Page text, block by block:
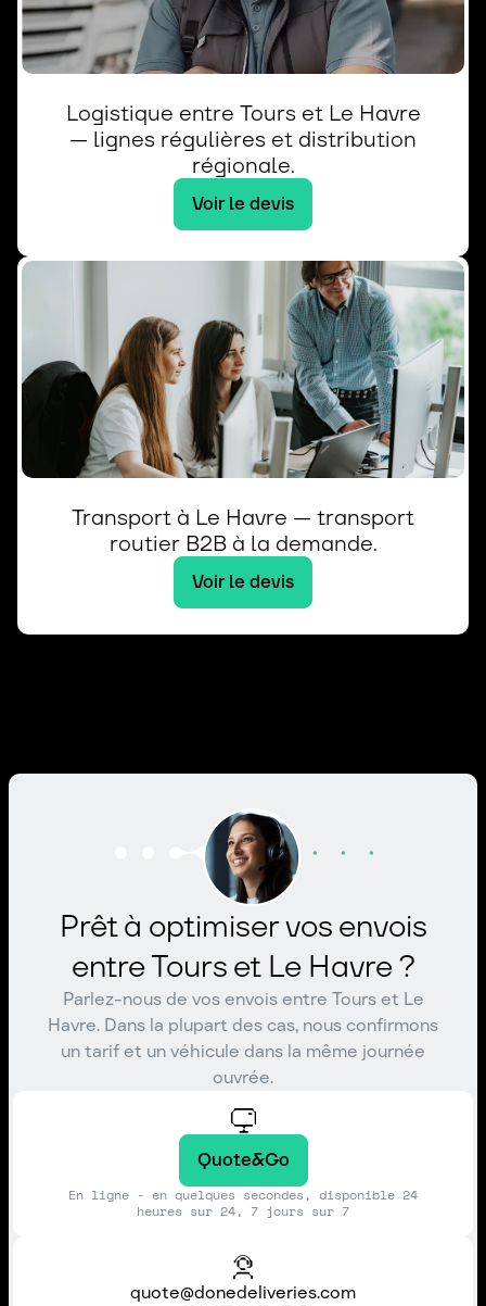
Logistique entre Tours et Le Havre
— lignes régulières et distribution
régionale.
Voir le devis
Transport à Le Havre — transport
routier B2B à la demande.
Voir le devis
Prêt à optimiser vos envois
entre Tours et Le Havre ?
Parlez-nous de vos envois entre Tours et Le
Havre. Dans la plupart des cas, nous confirmons
un tarif et un véhicule dans la même journée
ouvrée.
Quote&Go
En ligne - en quelques secondes, disponible 24
heures sur 24, 7 jours sur 7
quote@donedeliveries.com